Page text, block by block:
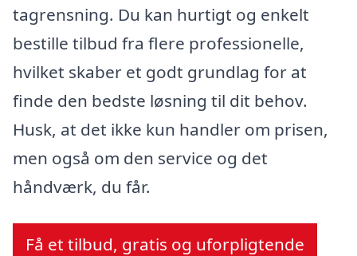
tagrensning. Du kan hurtigt og enkelt
bestille tilbud fra flere professionelle,
hvilket skaber et godt grundlag for at
finde den bedste løsning til dit behov.
Husk, at det ikke kun handler om prisen,
men også om den service og det
håndværk, du får.
Få et tilbud, gratis og uforpligtende